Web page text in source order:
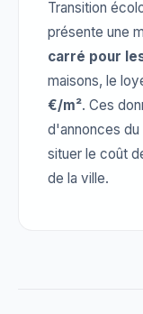
Transition
présente une
carré pour
maisons, le
€/m². Ces
d'annonces
situer le coût
de la ville.